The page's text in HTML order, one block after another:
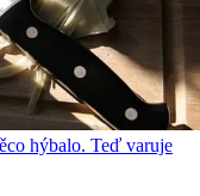
hýbalo. Teď varuje